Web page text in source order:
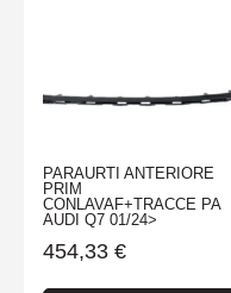
PARAURTI ANTERIORE
PRIM
CONLAVAF+TRACCE PA
AUDI Q7 01/24>
454,33 €